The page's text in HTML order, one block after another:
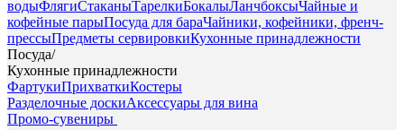
водыФлягиСтаканыТарелкиБокалыЛанчбоксыЧайные и
кофейные парыПосуда для бараЧайники, кофейники, френч-
прессыПредметы сервировкиКухонные принадлежности
Посуда/
Кухонные принадлежности
ФартукиПрихваткиКостеры
Разделочные доскиАксессуары для вина
Промо-сувениры